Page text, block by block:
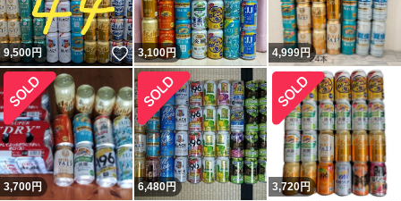
9,500円 いいね！
3,100円 4,999円
3,700円 6,480円 3,720円